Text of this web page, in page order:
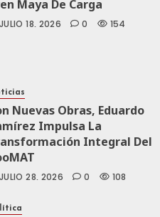
Maya De Carga
JULIO 18, 2026 0 154
Nuevas Obras, Eduardo
Impulsa La
Integral Del
JULIO 28, 2026 0 108